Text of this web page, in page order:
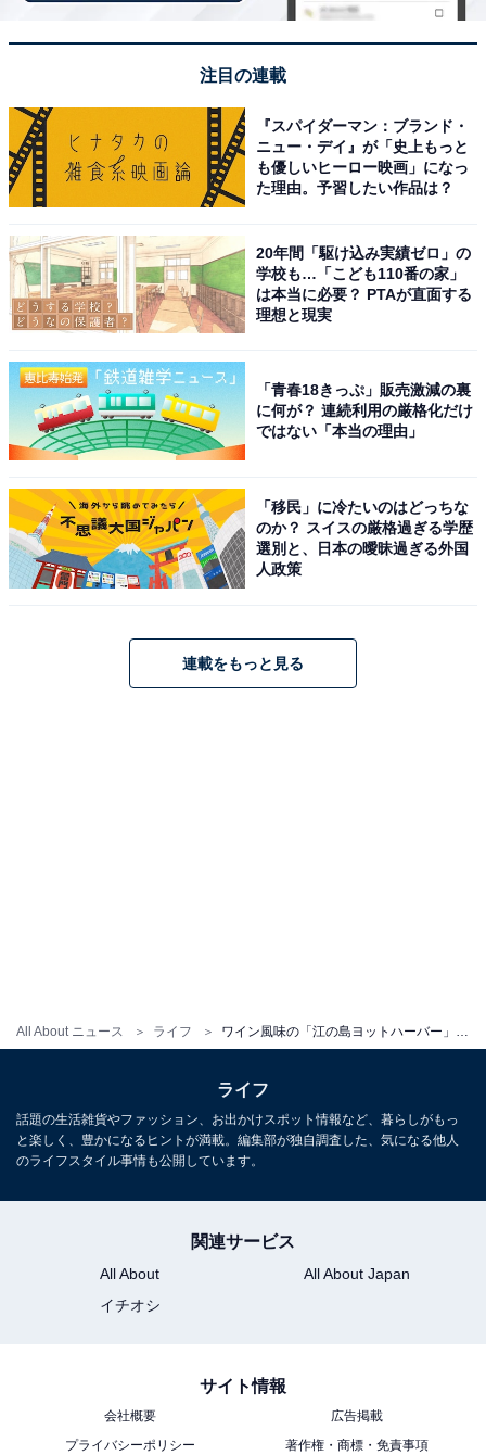
All About ニュース ライフ
楽しむ姿が描かれています。全7種あり、1箱あたり4デ
ザインまでランダムに封入されます。
ン藤沢工場製造の赤ワインを使用した赤ぶどう餡。しっ
とりとしているのが特徴で、赤ワインの風味が楽しめる
注目の連載
『スパイダーマン：ブランド・
ニュー・デイ』が「史上もっと
も優しいヒーロー映画」になっ
た理由。予習したい作品は？
20年間「駆け込み実績ゼロ」の
学校も…「こども110番の家」
は本当に必要？ PTAが直面する
理想と現実
「青春18きっぷ」販売激減の裏
に何が？ 連続利用の厳格化だけ
ではない「本当の理由」
「移民」に冷たいのはどっちな
のか？ スイスの厳格過ぎる学歴
選別と、日本の曖昧過ぎる外国
人政策
連載をもっと見る
ライフ
話題の生活雑貨やファッション、お出かけスポット情報など、暮らしがもっ
と楽しく、豊かになるヒントが満載。編集部が独自調査した、気になる他人
のライフスタイル事情も公開しています。
関連サービス
All About
All About Japan
イチオシ
サイト情報
会社概要
広告掲載
プライバシーポリシー
著作権・商標・免責事項